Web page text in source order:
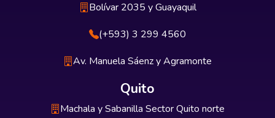
Bolívar 2035 y Guayaquil
(+593) 3 299 4560
Av. Manuela Sáenz y Agramonte
Quito
Machala y Sabanilla Sector Quito norte